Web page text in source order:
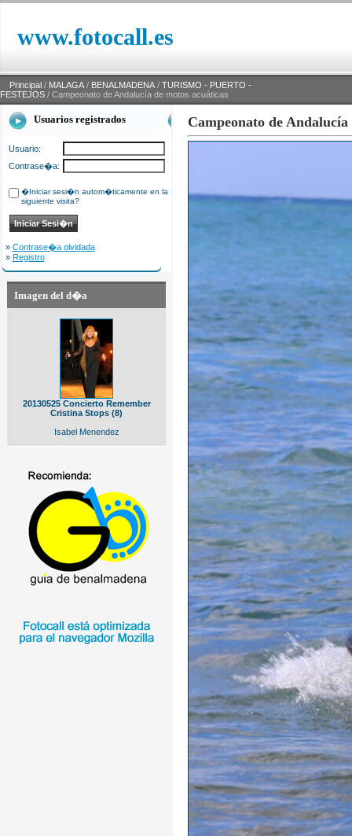
www.fotocall.es
Principal / MALAGA / BENALMADENA / TURISMO - PUERTO -
FESTEJOS / Campeonato de Andalucía de motos acuáticas
Usuarios registrados
Usuario:
Contrase�a:
�Iniciar sesi�n autom�ticamente en la
siguiente visita?
» Contrase�a olvidada
» Registro
Imagen del d�a
20130525 Concierto Remember
Cristina Stops (8)
Isabel Menendez
Campeonato de Andalucía